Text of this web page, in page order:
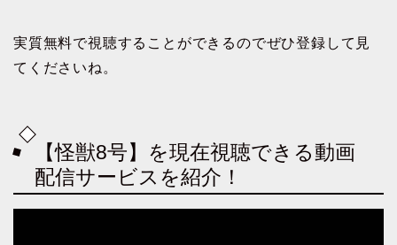
実質無料で視聴することができるのでぜひ登録して見
てくださいね。
【怪獣8号】を現在視聴できる動画
配信サービスを紹介！